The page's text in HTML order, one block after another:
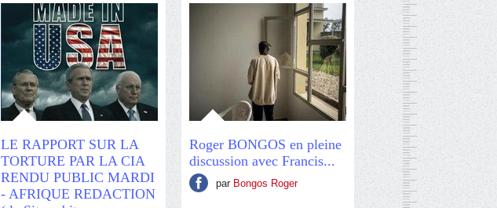
LE RAPPORT SUR LA
TORTURE PAR LA CIA
RENDU PUBLIC MARDI
- AFRIQUE REDACTION
Roger BONGOS en pleine
discussion avec Francis...
par Bongos Roger